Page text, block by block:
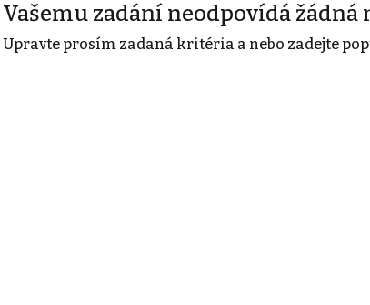
Vašemu zadání neodpovídá žádná
Upravte prosím zadaná kritéria a nebo zadejte